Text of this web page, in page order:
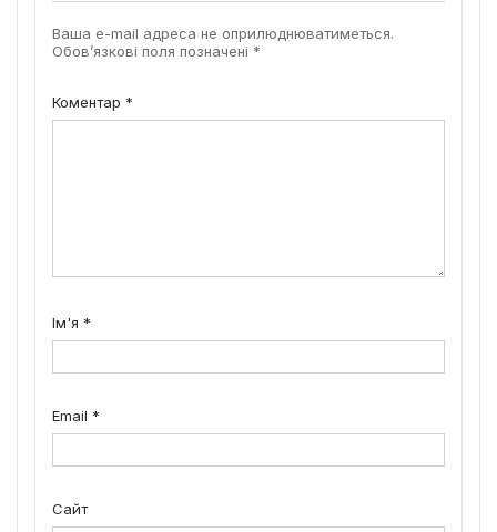
Ваша e-mail адреса не оприлюднюватиметься.
Обов’язкові поля позначені *
Коментар *
Ім'я *
Email *
Сайт